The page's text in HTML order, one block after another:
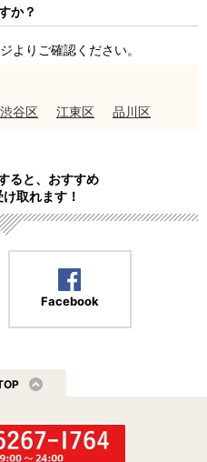
か？
よりご確認ください。
渋谷区 江東区 品川区
ると、おすすめ
取れます！
Facebook